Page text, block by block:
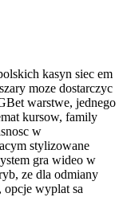
kasyn siec em
moze dostarczyc
warstwe, jednego
kursow, family
w
stylizowane
gra wideo w
ze dla odmiany
wyplat sa